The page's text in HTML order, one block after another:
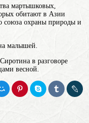
мартышковых,
обитают в Азии
союза охраны природы и
малышей.
в разговоре
весной.